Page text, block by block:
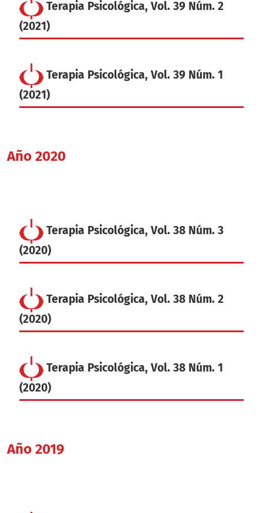
Terapia Psicológica, Vol. 39 Núm. 2
(2021)
Terapia Psicológica, Vol. 39 Núm. 1
(2021)
Año 2020
Terapia Psicológica, Vol. 38 Núm. 3
(2020)
Terapia Psicológica, Vol. 38 Núm. 2
(2020)
Terapia Psicológica, Vol. 38 Núm. 1
(2020)
Año 2019